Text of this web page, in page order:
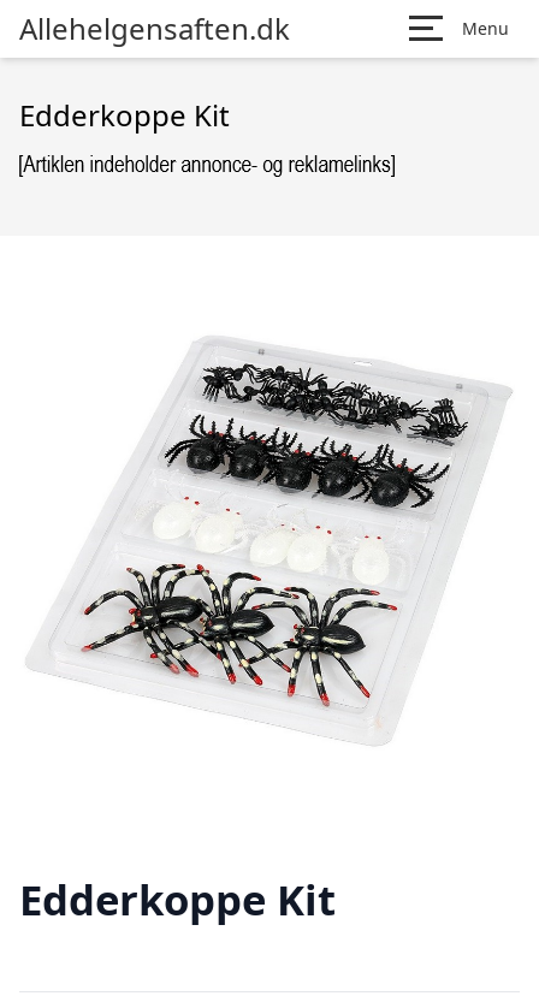
Allehelgensaften.dk Menu
Edderkoppe Kit
Edderkoppe Kit